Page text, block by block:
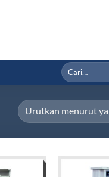
Pencarian
untuk: